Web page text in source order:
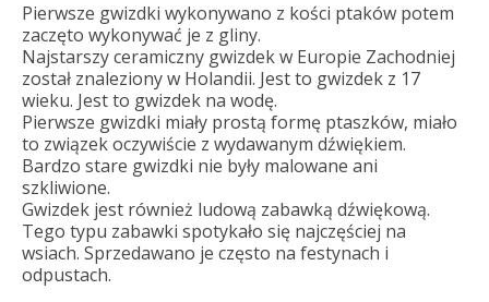
Pierwsze gwizdki wykonywano z kości ptaków potem
zaczęto wykonywać je z gliny.
Najstarszy ceramiczny gwizdek w Europie Zachodniej
został znaleziony w Holandii. Jest to gwizdek z 17
wieku. Jest to gwizdek na wodę.
Pierwsze gwizdki miały prostą formę ptaszków, miało
to związek oczywiście z wydawanym dźwiękiem.
Bardzo stare gwizdki nie były malowane ani
szkliwione.
Gwizdek jest również ludową zabawką dźwiękową.
Tego typu zabawki spotykało się najczęściej na
wsiach. Sprzedawano je często na festynach i
odpustach.